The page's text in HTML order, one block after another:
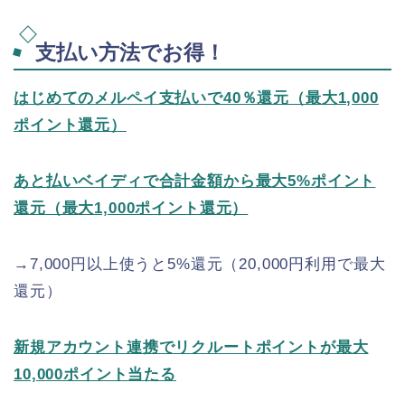
支払い方法でお得！
はじめてのメルペイ支払いで40％還元（最大1,000
ポイント還元）
あと払いベイディで合計金額から最大5%ポイント
還元（最大1,000ポイント還元）
→7,000円以上使うと5%還元（20,000円利用で最大
還元）
新規アカウント連携でリクルートポイントが最大
10,000ポイント当たる